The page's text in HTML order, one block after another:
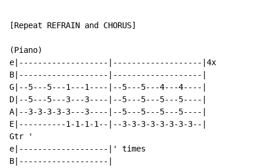
[Repeat REFRAIN and CHORUS]
(Piano)
e|-------------------|-------------------|4x
B|-------------------|-------------------|
G|--5---5---1---1----|--5---5---4---4----|
D|--5---5---3---3----|--5---5---5---5----|
A|--3-3-3-3-3---3----|--5---5---5---5----|
E|----------1-1-1-1--|--3-3-3-3-3-3-3-3--|
Gtr '
e|-------------------|' times
B|-------------------|